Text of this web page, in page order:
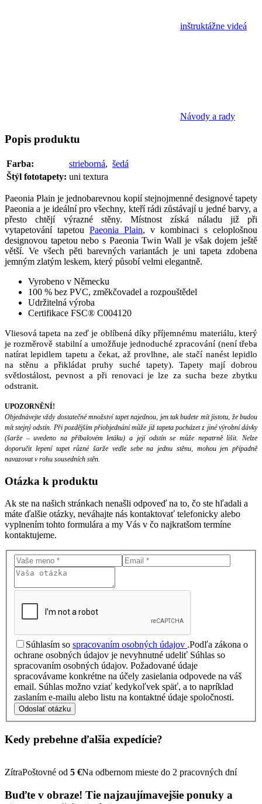
inštruktážne videá
Návody a rady
Popis produktu
Farba: strieborná, šedá
Štýl fototapety: uni textura
Paeonia Plain je jednobarevnou kopií stejnojmenné designové tapety
Paeonia a je ideální pro všechny, kteří rádi zůstávají u jedné barvy, a
přesto chtějí výrazné stěny. Místnost získá náladu již při
vytapetování tapetou Paeonia Plain, v kombinaci s celoplošnou
designovou tapetou nebo s Paeonia Twin Wall je však dojem ještě
větší. Ve všech pěti barevných variantách je uni tapeta zdobena
jemným zlatým leskem, který působí velmi elegantně.
Vyrobeno v Německu
100 % bez PVC, změkčovadel a rozpouštědel
Udržitelná výroba
Certifikace FSC® C004120
Vliesová tapeta na zeď je oblíbená díky příjemnému materiálu, který
je rozměrově stabilní a umožňuje jednoduché zpracování (není třeba
natírat lepidlem tapetu a čekat, až provlhne, ale stačí nanést lepidlo
na stěnu a přikládat pruhy suché tapety). Tapety mají dobrou
světlostálost, pevnost a při renovaci je lze za sucha beze zbytku
odstranit.
UPOZORNĚNÍ!
Objednávejte vždy dostatečné množství tapet najednou, jen tak budete mít jistotu, že budou
mít stejný odstín. Při pozdějším přiobjednání může již tapeta pocházet z jiné výrobní dávky
(šarže – uvedeno na příbalovém letáku) a její odstín se může nepatrně lišit. Nelze
doporučit lepení tapet různé šarže vedle sebe na jednu stěnu, mohou jen případně
navazovat v rohu sousedních stěn.
Otázka k produktu
Ak ste na našich stránkach nenašli odpoveď na to, čo ste hľadali a
máte ďalšie otázky, neváhajte nás kontaktovať telefonicky alebo
vyplnením tohto formulára a my Vás v čo najkratšom termíne
kontaktujeme.
Súhlasím so spracovaním osobných údajov .Podľa zákona o
ochrane osobných údajov je nevyhnutné udeliť Súhlas so
spracovaním osobných údajov. Požadované údaje
spracovávame konkrétne na účely zasielania odpovede na váš
email. Súhlas možno vziať kedykoľvek späť, a to napríklad
zaslaním e-mailu alebo listu na kontaktné údaje spoločnosti.
Odoslať otázku
Kedy prebehne ďalšia expedície?
ZítraPoštovné od 5 €Na odbernom mieste do 2 pracovných dní
Buďte v obraze! Tie najzaujímavejšie ponuky a